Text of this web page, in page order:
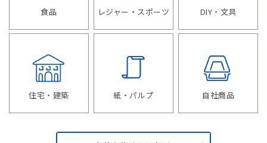
食品 レジャー・スポーツ DIY・文具
住宅・建築 紙・パルプ 自社商品